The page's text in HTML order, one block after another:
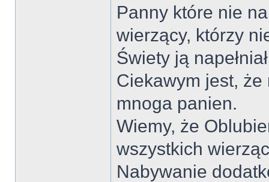
Panny które nie
wierzący, którzy
Świety ją
Ciekawym jest,
mnoga panien.
Wiemy, że
wszystkich
Nabywanie